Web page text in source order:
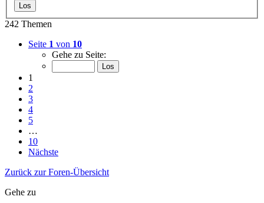
242 Themen
Seite 1 von 10
Gehe zu Seite:
1
2
3
4
5
…
10
Nächste
Zurück zur Foren-Übersicht
Gehe zu